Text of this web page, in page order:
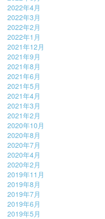
2022年4月
2022年3月
2022年2月
2022年1月
2021年12月
2021年9月
2021年8月
2021年6月
2021年5月
2021年4月
2021年3月
2021年2月
2020年10月
2020年8月
2020年7月
2020年4月
2020年2月
2019年11月
2019年8月
2019年7月
2019年6月
2019年5月